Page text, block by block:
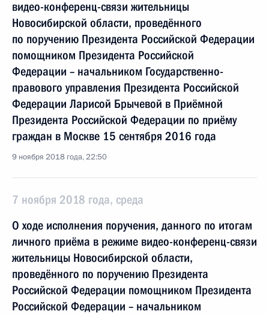
видео-конференц-связи жительницы
Новосибирской области, проведённого
по поручению Президента Российской Федерации
помощником Президента Российской
Федерации – начальником Государственно-
правового управления Президента Российской
Федерации Ларисой Брычевой в Приёмной
Президента Российской Федерации по приёму
граждан в Москве 15 сентября 2016 года
9 ноября 2018 года, 22:50
7 ноября 2018 года, среда
О ходе исполнения поручения, данного по итогам
личного приёма в режиме видео-конференц-связи
жительницы Новосибирской области,
проведённого по поручению Президента
Российской Федерации помощником Президента
Российской Федерации – начальником